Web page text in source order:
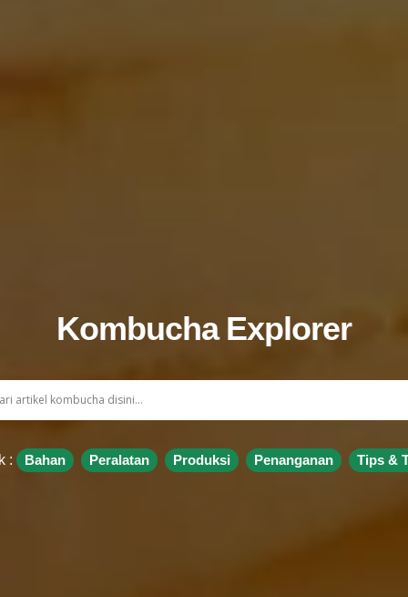
Kombucha Explorer
: Bahan Peralatan Produksi Penanganan Tips &